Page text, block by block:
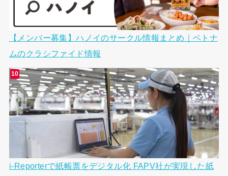
【メンバー募集】ハノイのサークル情報まとめ｜ベトナ
ムのクラシファイド情報
i-Reporterで紙帳票をデジタル化 FAPV社が実現した紙